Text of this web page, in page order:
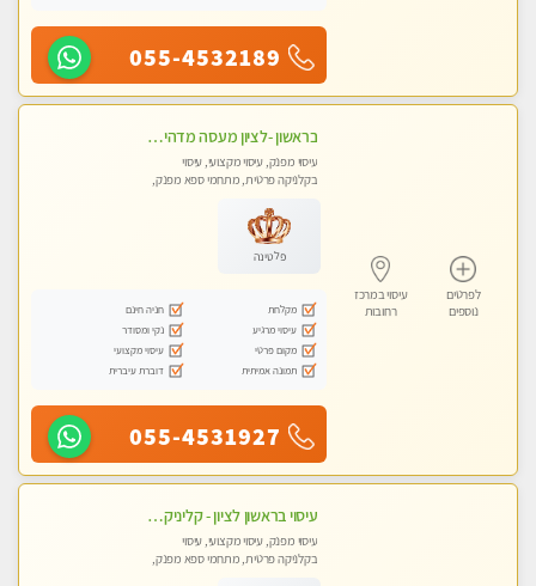
055-4532189
לפרטים
נוספים
עיסוי במרכז
רחובות
בראשון -לציון מעסה מדהימה ביותר בתל אביב ומומלץ לחלוטין! פרטי! ​​​​​​ Highly recommended
עיסוי מפנק, עיסוי מקצועי, עיסוי
בקלניקה פרטית, מתחמי ספא מפנק,
פלטינה
מקלחת
חניה חינם
עיסוי מרגיע
נקי ומסודר
מקום פרטי
עיסוי מקצועי
תמונה אמיתית
דוברת עיברית
055-4531927
עיסוי בראשון לציון - קליניקה פרטית עיסוי קסום איכותי ומרגיע מידי זהב עיסוי שבדי קלאסי ורפלקסולוגיה שרות מקצועי טל- 052-4818650
עיסוי מפנק, עיסוי מקצועי, עיסוי
בקלניקה פרטית, מתחמי ספא מפנק,